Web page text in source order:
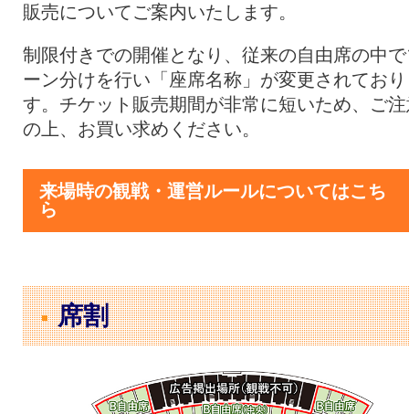
特設ページ
販売についてご案内いたします。
制限付きでの開催となり、従来の自由席の中
ーン分けを行い「座席名称」が変更されてお
す。チケット販売期間が非常に短いため、ご
の上、お買い求めください。
来場時の観戦・運営ルールについてはこち
ら
席割